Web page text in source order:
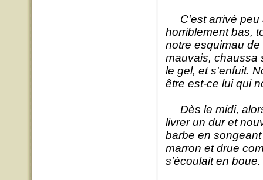
C'est arrivé peu
horriblement bas,
notre esquimau
mauvais, chaussa
le gel, et s'enfuit.
être est-ce lui qui
Dès le midi,
livrer un dur et
barbe en
marron et drue
s'écoulait en boue.